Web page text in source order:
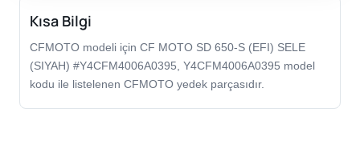
Kısa Bilgi
CFMOTO modeli için CF MOTO SD 650-S (EFI) SELE
(SIYAH) #Y4CFM4006A0395, Y4CFM4006A0395 model
kodu ile listelenen CFMOTO yedek parçasıdır.